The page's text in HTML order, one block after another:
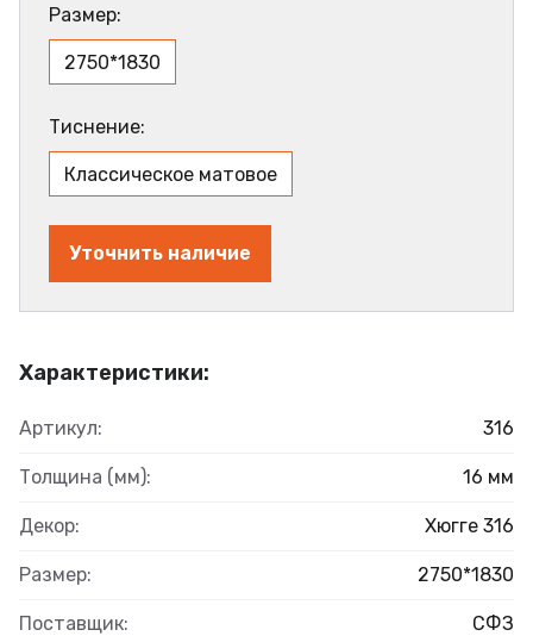
Характеристики:
Артикул: 316
Толщина (мм): 16 мм
Декор: Хюгге 316
Размер: 2750*1830
Поставщик: СФЗ
Размер:
2750*1830
Тиснение:
Классическое матовое
Уточнить наличие